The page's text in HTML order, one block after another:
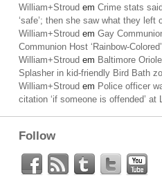
William+Stroud em Crime stats
‘safe’; then she saw what they left
William+Stroud em Gay
Communion Host ‘Rainbow-
William+Stroud em Baltimore
Splasher in kid-friendly Bird Bath
William+Stroud em Police officer
citation ‘if someone is offended’ at
Follow